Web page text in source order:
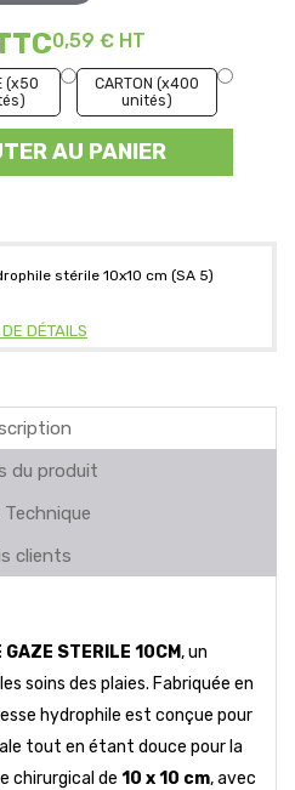
0,59 € HT
(x50
CARTON (x400
unités)
AU PANIER
stérile 10x10 cm (SA 5)
DÉTAILS
du produit
Technique
clients
GAZE STERILE 10CM, un
soins des plaies. Fabriquée en
hydrophile est conçue pour
tout en étant douce pour la
chirurgical de 10 x 10 cm, avec